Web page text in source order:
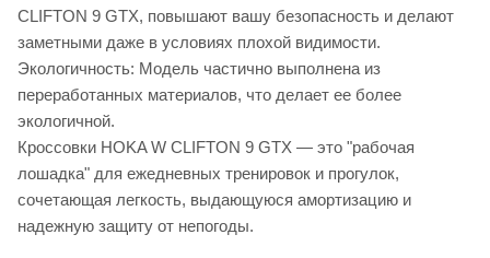
CLIFTON 9 GTX, повышают вашу безопасность и делают
заметными даже в условиях плохой видимости.
Экологичность: Модель частично выполнена из
переработанных материалов, что делает ее более
экологичной.
Кроссовки HOKA W CLIFTON 9 GTX — это "рабочая
лошадка" для ежедневных тренировок и прогулок,
сочетающая легкость, выдающуюся амортизацию и
надежную защиту от непогоды.